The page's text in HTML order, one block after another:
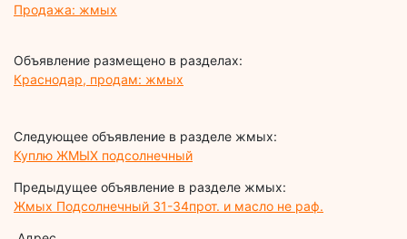
Продажа: жмых
Объявление размещено в разделах:
Краснодар, продам: жмых
Следующее объявление в разделе жмых:
Куплю ЖМЫХ подсолнечный
Предыдущее объявление в разделе жмых:
Жмых Подсолнечный 31-34прот. и масло не раф.